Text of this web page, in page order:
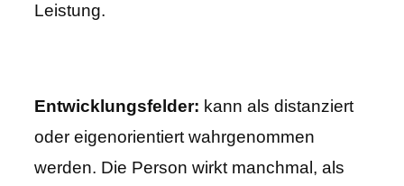
Leistung.
Entwicklungsfelder: kann als distanziert
oder eigenorientiert wahrgenommen
werden. Die Person wirkt manchmal, als